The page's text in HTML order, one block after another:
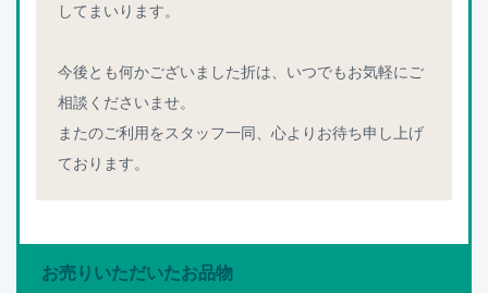
してまいります。
今後とも何かございました折は、いつでもお気軽にご
相談くださいませ。
またのご利用をスタッフ一同、心よりお待ち申し上げ
ております。
お売りいただいたお品物